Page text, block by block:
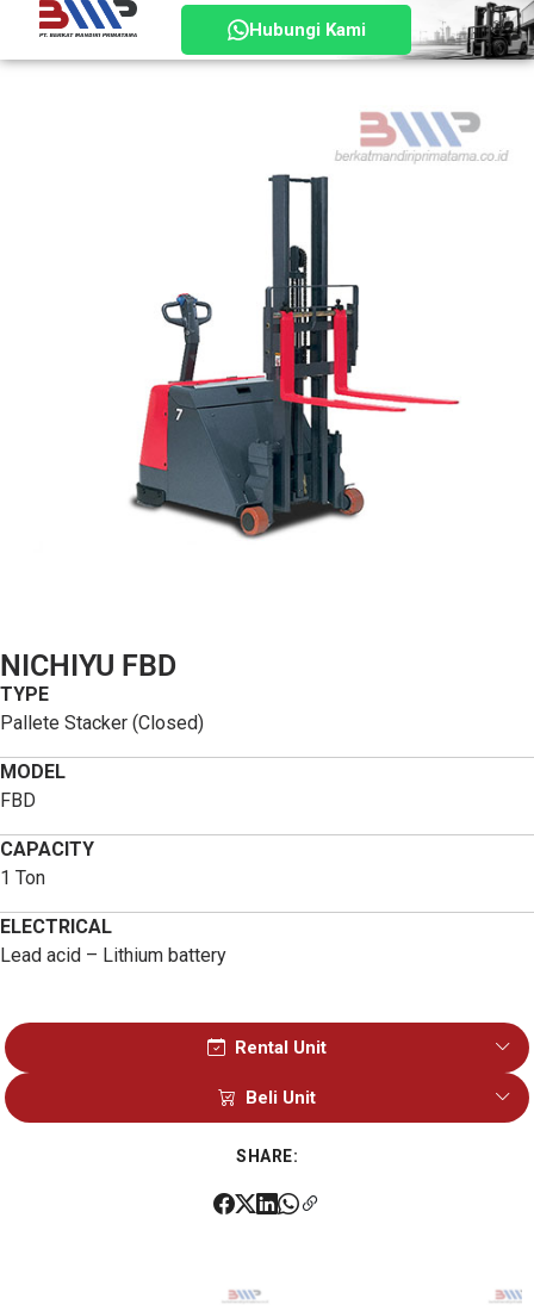
Hubungi Kami
NICHIYU FBD
TYPE
Pallete Stacker (Closed)
MODEL
FBD
CAPACITY
1 Ton
ELECTRICAL
Lead acid – Lithium battery
Rental Unit
Sales 1
Beli Unit
Sales 1
SHARE: